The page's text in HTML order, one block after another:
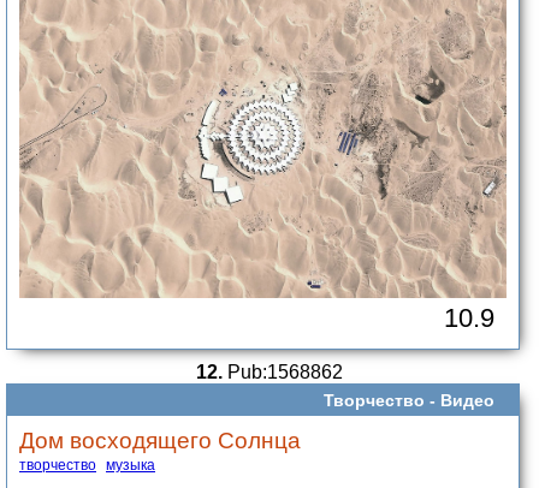
10.9
12. Pub:1568862
Творчество - Видео
Дом восходящего Солнца
творчество музыка